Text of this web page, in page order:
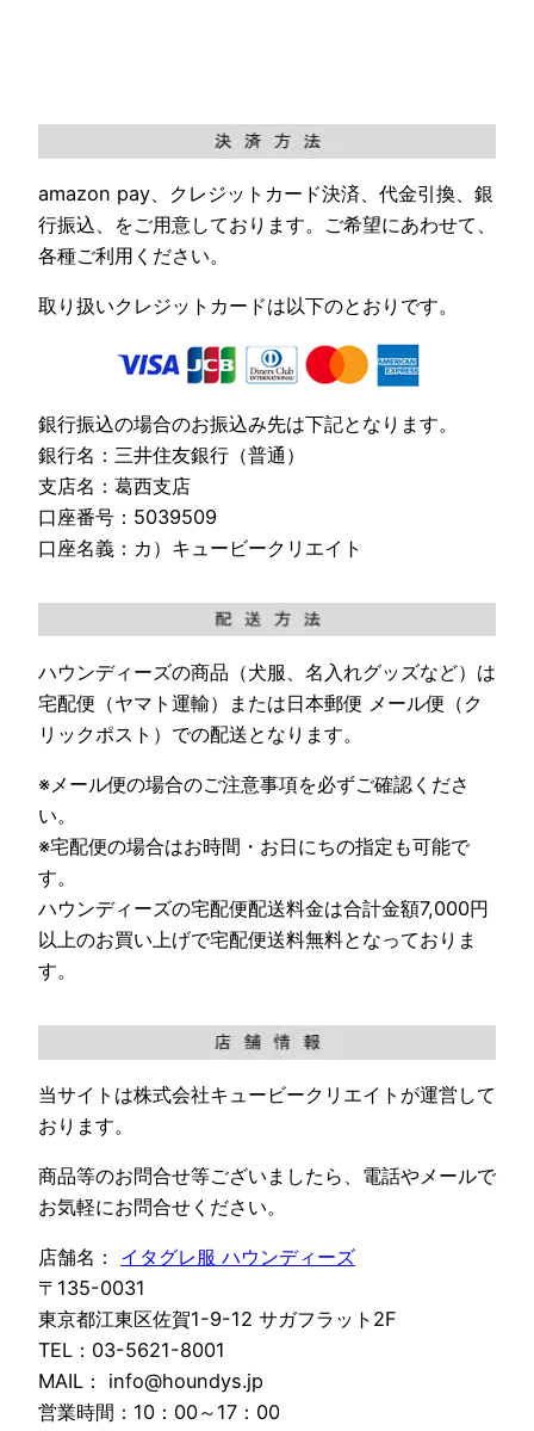
amazon pay、クレジットカード決済、代金引換、銀
行振込、をご用意しております。ご希望にあわせて、
各種ご利用ください。
取り扱いクレジットカードは以下のとおりです。
銀行振込の場合のお振込み先は下記となります。
銀行名：三井住友銀行（普通）
支店名：葛西支店
口座番号：5039509
口座名義：カ）キュービークリエイト
ハウンディーズの商品（犬服、名入れグッズなど）は
宅配便（ヤマト運輸）または日本郵便 メール便（ク
リックポスト）での配送となります。
※メール便の場合のご注意事項を必ずご確認くださ
い。
※宅配便の場合はお時間・お日にちの指定も可能で
す。
ハウンディーズの宅配便配送料金は合計金額7,000円
以上のお買い上げで宅配便送料無料となっておりま
す。
当サイトは株式会社キュービークリエイトが運営して
おります。
商品等のお問合せ等ございましたら、電話やメールで
お気軽にお問合せください。
店舗名： イタグレ服 ハウンディーズ
〒135-0031
東京都江東区佐賀1-9-12 サガフラット2F
TEL：03-5621-8001
MAIL： info@houndys.jp
営業時間：10：00～17：00